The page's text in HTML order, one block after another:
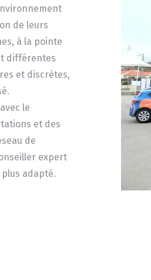
de leurs
à la pointe
différentes
et discrètes,
le
et des
de
expert
adapté.